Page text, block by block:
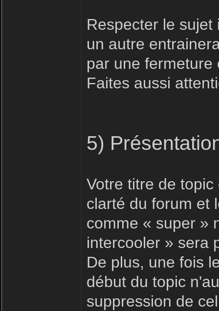
Respecter le sujet
un autre
par une
Faites aussi
5)
Votre titre de
clarté du forum et
comme « super »
intercooler » sera
De plus, une fois
début du topic
suppression de